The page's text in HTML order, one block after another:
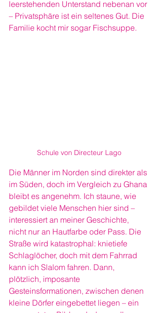
leerstehenden Unterstand nebenan vor
– Privatsphäre ist ein seltenes Gut. Die
Familie kocht mir sogar Fischsuppe.
Schule von Directeur Lago
Die Männer im Norden sind direkter als
im Süden, doch im Vergleich zu Ghana
bleibt es angenehm. Ich staune, wie
gebildet viele Menschen hier sind –
interessiert an meiner Geschichte,
nicht nur an Hautfarbe oder Pass. Die
Straße wird katastrophal: knietiefe
Schlaglöcher, doch mit dem Fahrrad
kann ich Slalom fahren. Dann,
plötzlich, imposante
Gesteinsformationen, zwischen denen
kleine Dörfer eingebettet liegen – ein